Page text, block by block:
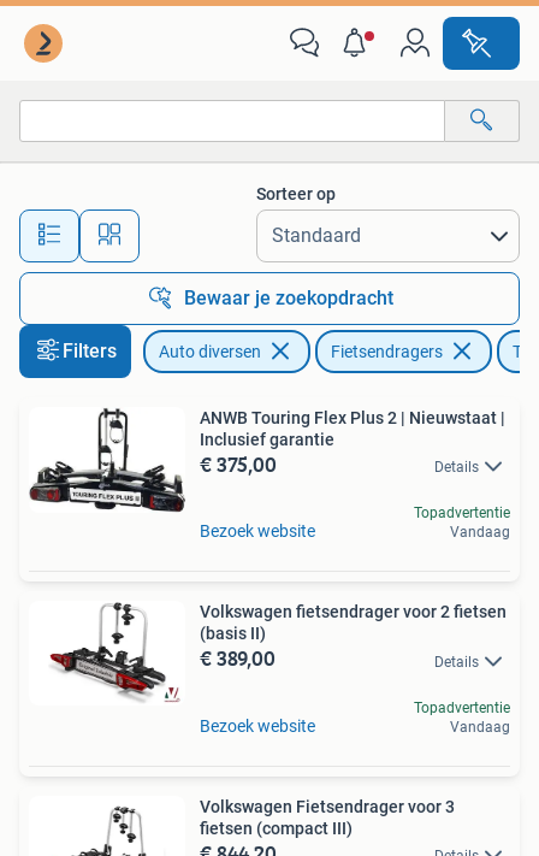
Alle afstanden…
Sorteer op
Bewaar je zoekopdracht
Filters Auto diversen Fietsendragers
ANWB Touring Flex Plus 2 | Nieuwstaat |
Inclusief garantie
€ 375,00 Details
Bezoek website
Topadvertentie
Vandaag
Volkswagen fietsendrager voor 2 fietsen
(basis II)
€ 389,00 Details
Bezoek website
Topadvertentie
Vandaag
Volkswagen Fietsendrager voor 3
fietsen (compact III)